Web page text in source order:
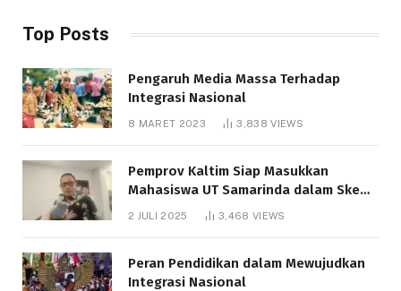
Top Posts
Pengaruh Media Massa Terhadap
Integrasi Nasional
8 MARET 2023 3,838VIEWS
Pemprov Kaltim Siap Masukkan
Mahasiswa UT Samarinda dalam Skema
Bantuan Pendidikan Gratispol
2 JULI 2025 3,468 VIEWS
Peran Pendidikan dalam Mewujudkan
Integrasi Nasional